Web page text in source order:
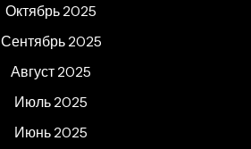
Октябрь 2025
Сентябрь 2025
Август 2025
Июль 2025
Июнь 2025